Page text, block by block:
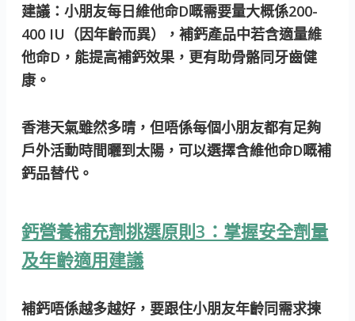
建議：小朋友每日維他命D嘅需要量大概係200-
400 IU（因年齡而異），補鈣產品中若含適量維
他命D，能提高補鈣效果，更有助骨骼同牙齒健
康。
香港天氣雖然多晴，但唔係每個小朋友都有足夠
戶外活動時間曬到太陽，可以選擇含維他命D嘅補
鈣品替代。
鈣營養補充劑挑選原則3：掌握安全劑量
及年齡適用建議
補鈣唔係越多越好，要跟住小朋友年齡同需求揀